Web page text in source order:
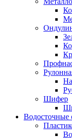
Шифер
Водосточные